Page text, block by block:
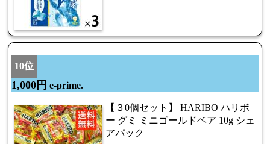
10位
1,000円 e-prime.
【３0個セット】 HARIBO ハリボ
ー グミ ミニゴールドベア 10g シェ
アパック